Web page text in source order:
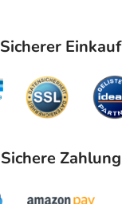
Sicherer Einkauf
Sichere Zahlung